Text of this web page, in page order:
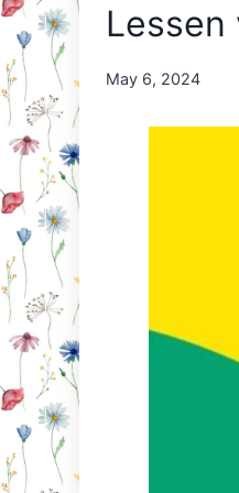
Lessen
By
Orriëns
May 6, 2024